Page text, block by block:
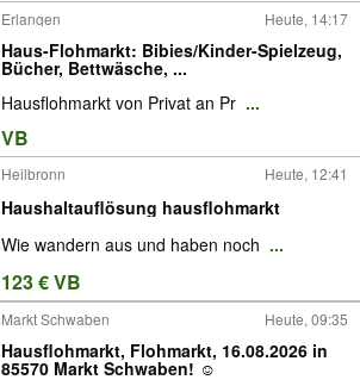
Erlangen Heute, 14:17
Haus-Flohmarkt: Bibies/Kinder-Spielzeug,
Bücher, Bettwäsche, ...
Hausflohmarkt von Privat an Pr ...
VB
Heilbronn Heute, 12:41
Haushaltauflösung hausflohmarkt
Wie wandern aus und haben noch ...
123 € VB
Markt Schwaben Heute, 09:35
Hausflohmarkt, Flohmarkt, 16.08.2026 in
85570 Markt Schwaben! ☺️